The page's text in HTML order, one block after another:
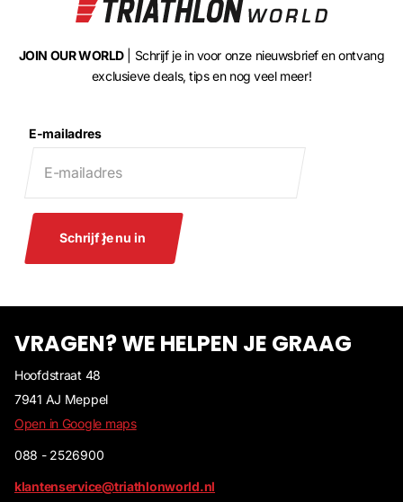
JOIN OUR WORLD| Schrijf je in voor onze nieuwsbrief en ontvang
exclusieve deals, tips en nog veel meer!
E-mailadres
Schrijf je nu in
VRAGEN? WE HELPEN JE GRAAG
Hoofdstraat 48
7941 AJ Meppel
Open in Google maps
088 - 2526900
klantenservice@triathlonworld.nl